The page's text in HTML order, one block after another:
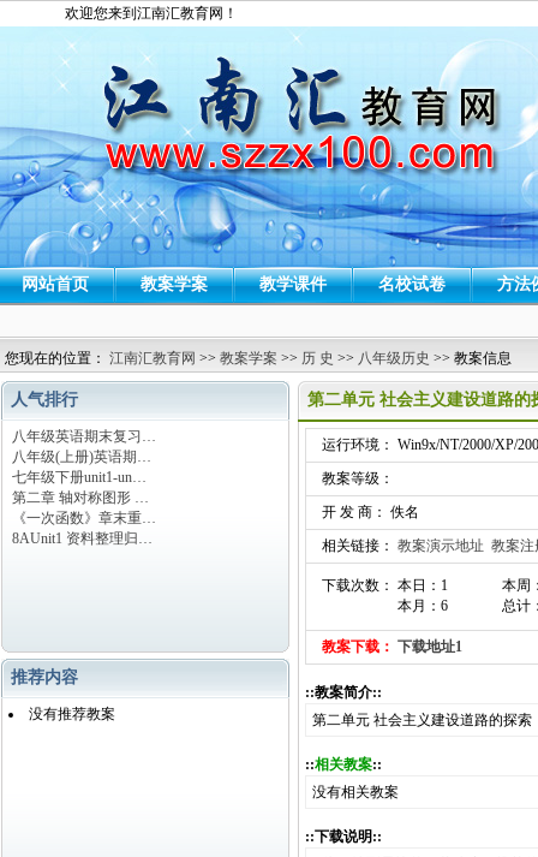
欢迎您来到江南汇教育网！
网站首页 教案学案 教学课件 名校试卷 方法
您现在的位置： 江南汇教育网 >> 教案学案 >> 历 史 >> 八年级历史 >> 教案信息
人气排行
八年级英语期末复习…
八年级(上册)英语期…
七年级下册unit1-un…
第二章 轴对称图形 …
《一次函数》章末重…
8AUnit1 资料整理归…
推荐内容
没有推荐教案
第二单元 社会主义建设道路的
运行环境： Win9x/NT/2000/XP/
教案等级：
开 发 商： 佚名
相关链接： 教案演示地址 教案注
下载次数： 本日：1
本月：6
本周
总计
教案下载： 下载地址1
::教案简介::
第二单元 社会主义建设道路的探索
::相关教案::
没有相关教案
::下载说明::